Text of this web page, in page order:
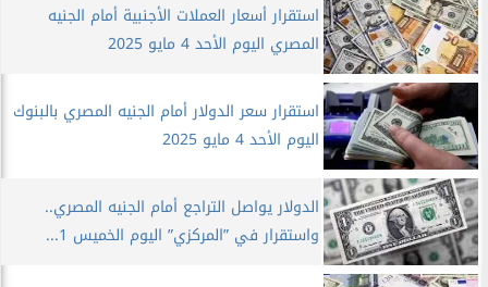
استقرار أسعار العملات الأجنبية أمام الجنيه
المصري اليوم الأحد 4 مايو 2025
استقرار سعر الدولار أمام الجنيه المصري بالبنوك
اليوم الأحد 4 مايو 2025
الدولار يواصل التراجع أمام الجنيه المصري..
واستقرار في ”المركزي” اليوم الخميس 1...